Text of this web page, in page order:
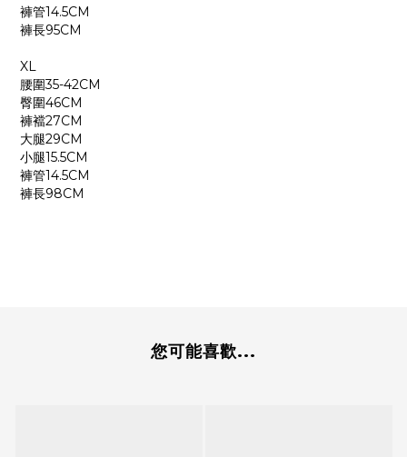
褲管14.5CM
褲長95CM
XL
腰圍35-42CM
臀圍46CM
褲襠27CM
大腿29CM
小腿15.5CM
褲管14.5CM
褲長98CM
您可能喜歡...